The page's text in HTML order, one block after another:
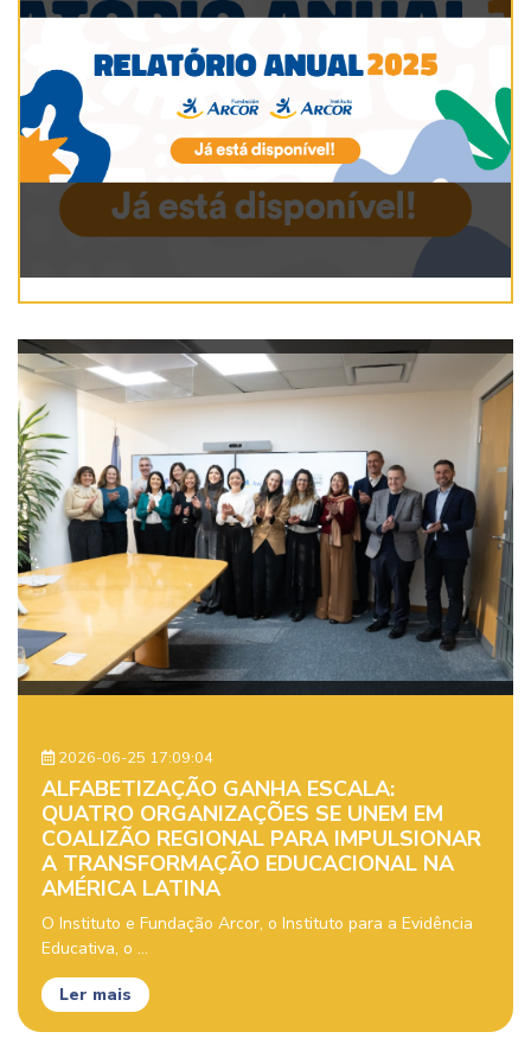
2026-06-25 17:09:04
ALFABETIZAÇÃO GANHA ESCALA:
QUATRO ORGANIZAÇÕES SE UNEM EM
COALIZÃO REGIONAL PARA IMPULSIONAR
A TRANSFORMAÇÃO EDUCACIONAL NA
AMÉRICA LATINA
O Instituto e Fundação Arcor, o Instituto para a Evidência
Educativa, o ...
Ler mais